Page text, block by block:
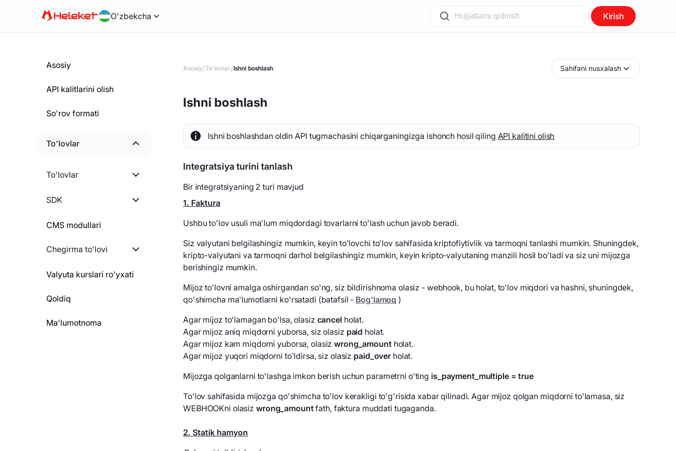
O'zbekcha Kirish
Asosiy
API kalitlarini olish
So'rov formati
To'lovlar
blokirovkasi
Bloklangan manzil
qaytarish
To'lovlar
Ishni boshlash
Pul yechib olish miqdorini
SDK
PHP
GO
PYTHON
NODEJS
CMS modullari
Chegirma to'lovi
Chegirmalar ro'yxati
To'lov usuliga chegirma
Valyuta kurslari ro'yxati
Qoldiq
Ma'lumotnoma
Asosiy/To'lovlar/Ishni boshlash Sahifani nusxalash
Ishni boshlash
Ishni boshlashdan oldin API tugmachasini chiqarganingizga ishonch hosil qiling API kalitini olish
Integratsiya turini tanlash
Bir integratsiyaning 2 turi mavjud
1. Faktura
Ushbu to'lov usuli ma'lum miqdordagi tovarlarni to'lash uchun javob beradi.
Siz valyutani belgilashingiz mumkin, keyin to'lovchi to'lov sahifasida kriptofiytivlik va tarmoqni tanlashi mumkin. Shuningdek,
kripto-valyutani va tarmoqni darhol belgilashingiz mumkin, keyin kripto-valyutaning manzili hosil bo'ladi va siz uni mijozga
berishingiz mumkin.
Mijoz to'lovni amalga oshirgandan so'ng, siz bildirishnoma olasiz - webhook, bu holat, to'lov miqdori va hashni, shuningdek,
qo'shimcha ma'lumotlarni ko'rsatadi (batafsil - Bog'lamoq )
Agar mijoz to'lamagan bo'lsa, olasiz cancel holat.
Agar mijoz aniq miqdorni yuborsa, siz olasiz paid holat.
Agar mijoz kam miqdorni yuborsa, olasiz wrong_amount holat.
Agar mijoz yuqori miqdorni to'ldirsa, siz olasiz paid_over holat.
Mijozga qolganlarni to'lashga imkon berish uchun parametrni o'ting is_payment_multiple = true
To'lov sahifasida mijozga qo'shimcha to'lov kerakligi to'g'risida xabar qilinadi. Agar mijoz qolgan miqdorni to'lamasa, siz
WEBHOOKni olasiz wrong_amountfath, faktura muddati tugaganda.
2. Statik hamyon